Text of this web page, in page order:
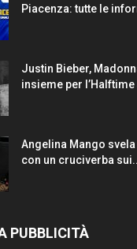
Piacenza: tutte le
Justin Bieber,
insieme per
Angelina Mango
con un cruciverba
PUBBLICITÀ